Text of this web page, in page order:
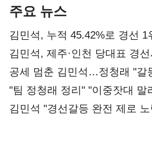
주요 뉴스
김민석, 누적 45.42%로 경선
0.86%p(2보)
김민석, 제주·인천 당대표 경
공세 멈춘 김민석…정청래 "갈
"팀 정청래 정리" "이중잣대
다툼 격화
김민석 "경선갈등 완전 제로